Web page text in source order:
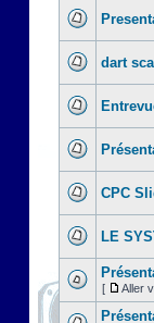
dart
CPC
LE
[ Aller